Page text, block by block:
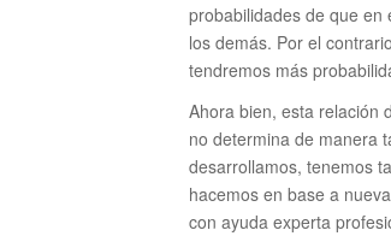
probabilidades de que en
los demás. Por el
tendremos más
Ahora bien, esta relación
no determina de manera
desarrollamos, tenemos
hacemos en base a
con ayuda experta